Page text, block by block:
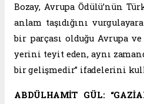
Bozay, Avrupa Ödülü’nün
anlam taşıdığını
bir parçası olduğu Avrupa
yerini teyit eden, aynı
bir gelişmedir” ifadelerini
ABDÜLHAMİT GÜL: